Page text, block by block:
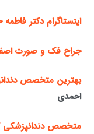
اینستاگرام دکتر
جراح فک و صورت
بهترین متخصص
احمدی
متخصص دندانپزشکی